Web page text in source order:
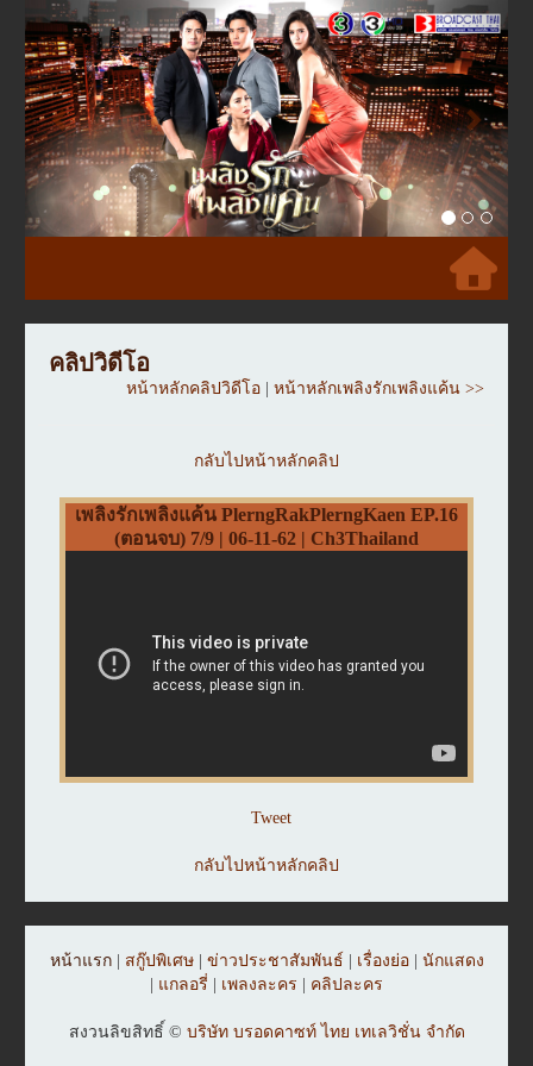
Previous Next
คลิปวิดีโอ
หน้าหลักคลิปวิดีโอ หน้าหลักเพลิงรักเพลิงแค้น >>
กลับไปหน้าหลักคลิป
เพลิงรักเพลิงแค้น PlerngRakPlerngKaen EP.16
(ตอนจบ) 7/9 | 06-11-62 | Ch3Thailand
Tweet
กลับไปหน้าหลักคลิป
หน้าแรก| สกู๊ปพิเศษ| ข่าวประชาสัมพันธ์ เรื่องย่อ| นักแสดง
แกลอรี่ เพลงละคร คลิปละคร
สงวนลิขสิทธิ์ © บริษัท บรอดคาซท์ ไทย เทเลวิชั่น จำกัด